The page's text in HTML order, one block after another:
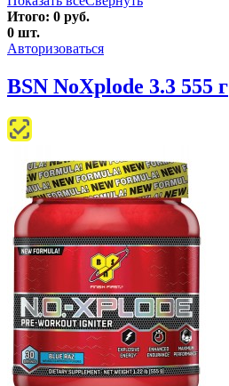
Итого: 0 руб.
0 шт.
Авторизоваться
BSN NoXplode 3.3 555 г